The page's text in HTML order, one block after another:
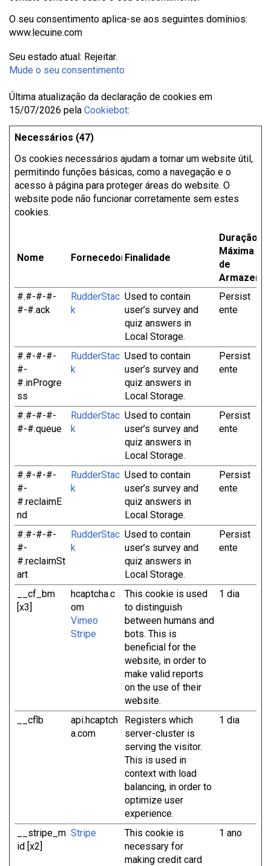
O seu consentimento aplica-se aos seguintes domínios:
www.lecuine.com
Seu estado atual: Rejeitar.
Mude o seu consentimento
Última atualização da declaração de cookies em
15/07/2026 pela Cookiebot:
Necessários (47)
Os cookies necessários ajudam a tornar um website útil,
permitindo funções básicas, como a navegação e o
acesso à página para proteger áreas do website. O
website pode não funcionar corretamente sem estes
cookies.
Nome Fornecedor Finalidade
Duração
Máxima
de
#.#-#-#-
#-#.ack
RudderStac
k
Used to contain
user’s survey and
quiz answers in
Local Storage.
Persist
ente
#.#-#-#-
#-
#.inProgre
ss
RudderStac
k
Used to contain
user’s survey and
quiz answers in
Local Storage.
Persist
ente
#.#-#-#-
#-#.queue
RudderStac
k
Used to contain
user’s survey and
quiz answers in
Local Storage.
Persist
ente
#.#-#-#-
#-
#.reclaimE
nd
RudderStac
k
Used to contain
user’s survey and
quiz answers in
Local Storage.
Persist
ente
#.#-#-#-
#-
#.reclaimSt
art
RudderStac
k
Used to contain
user’s survey and
quiz answers in
Local Storage.
Persist
ente
__cf_bm
[x3]
hcaptcha.c
om
Vimeo
Stripe
This cookie is used
to distinguish
between humans and
bots. This is
beneficial for the
website, in order to
make valid reports
on the use of their
website.
1 dia
__cflb
api.hcaptch
a.com
Registers which
server-cluster is
serving the visitor.
This is used in
context with load
balancing, in order to
optimize user
experience.
1 dia
__stripe_m
id [x2]
Stripe
This cookie is
necessary for
making credit card
1 ano